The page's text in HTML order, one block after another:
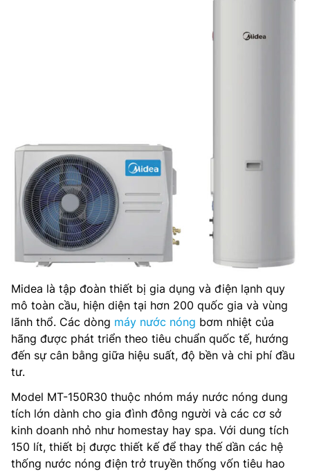
Midea là tập đoàn thiết bị gia dụng và điện lạnh quy
mô toàn cầu, hiện diện tại hơn 200 quốc gia và vùng
lãnh thổ. Các dòng máy nước nóng bơm nhiệt của
hãng được phát triển theo tiêu chuẩn quốc tế, hướng
đến sự cân bằng giữa hiệu suất, độ bền và chi phí đầu
tư.
Model MT-150R30 thuộc nhóm máy nước nóng dung
tích lớn dành cho gia đình đông người và các cơ sở
kinh doanh nhỏ như homestay hay spa. Với dung tích
150 lít, thiết bị được thiết kế để thay thế dần các hệ
thống nước nóng điện trở truyền thống vốn tiêu hao